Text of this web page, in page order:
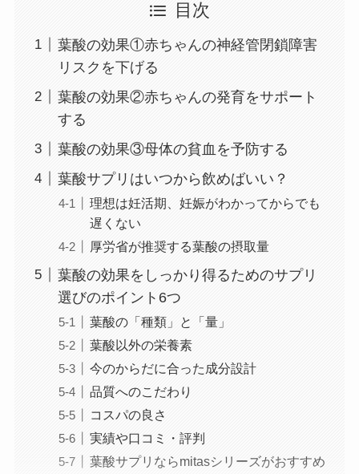
目次
葉酸の効果①赤ちゃんの神経管閉鎖障害
リスクを下げる
葉酸の効果②赤ちゃんの発育をサポート
する
葉酸の効果③母体の貧血を予防する
葉酸サプリはいつから飲めばいい？
理想は妊活期、妊娠がわかってからでも
遅くない
厚労省が推奨する葉酸の摂取量
葉酸の効果をしっかり得るためのサプリ
選びのポイント6つ
葉酸の「種類」と「量」
葉酸以外の栄養素
今のからだに合った成分設計
品質へのこだわり
コスパの良さ
実績や口コミ・評判
葉酸サプリならmitasシリーズがおすすめ